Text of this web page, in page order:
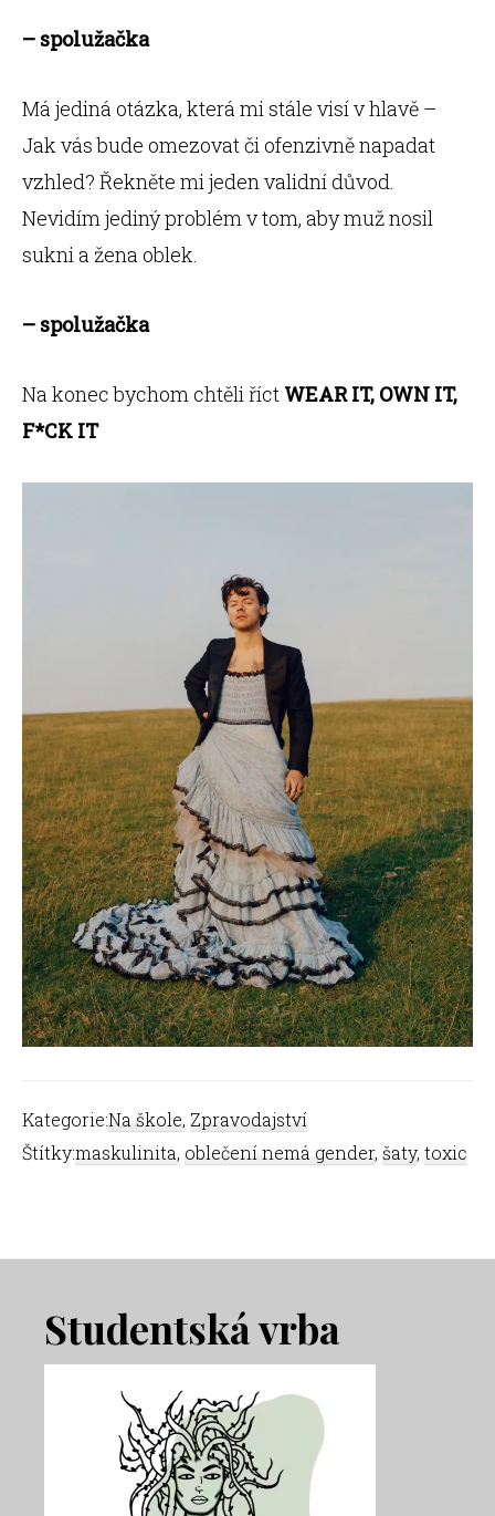
– spolužačka
Má jediná otázka, která mi stále visí v hlavě –
Jak vás bude omezovat či ofenzivně napadat
vzhled? Řekněte mi jeden validní důvod.
Nevidím jediný problém v tom, aby muž nosil
sukni a žena oblek.
– spolužačka
Na konec bychom chtěli říct WEAR IT, OWN IT,
F*CK IT
Kategorie:Na škole, Zpravodajství
Štítky:maskulinita, oblečení nemá gender, šaty, toxic
Footer
Studentská vrba